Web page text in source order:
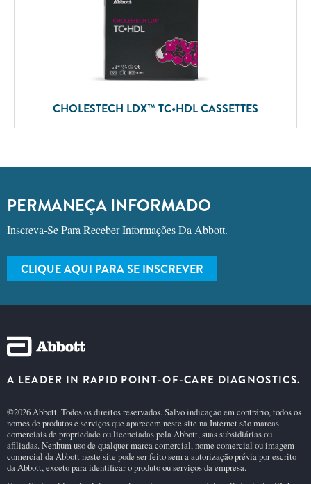
CHOLESTECH LDX™ TC•HDL CASSETTES
PERMANEÇA INFORMADO
Inscreva-Se Para Receber Informações Da Abbott.
CLIQUE AQUI PARA SE INSCREVER
A LEADER IN RAPID POINT-OF-CARE DIAGNOSTICS.
©2026 Abbott. Todos os direitos reservados. Salvo indicação em contrário, todos os
nomes de produtos e serviços que aparecem neste site na Internet são marcas
comerciais de propriedade ou licenciadas pela Abbott, suas subsidiárias ou
afiliadas. Nenhum uso de qualquer marca comercial, nome comercial ou imagem
comercial da Abbott neste site pode ser feito sem a autorização prévia por escrito
da Abbott, exceto para identificar o produto ou serviços da empresa.